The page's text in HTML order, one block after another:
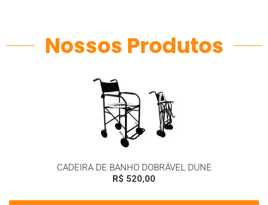
Nossos Produtos
CADEIRA DE BANHO DOBRÁVEL DUNE
R$ 520,00